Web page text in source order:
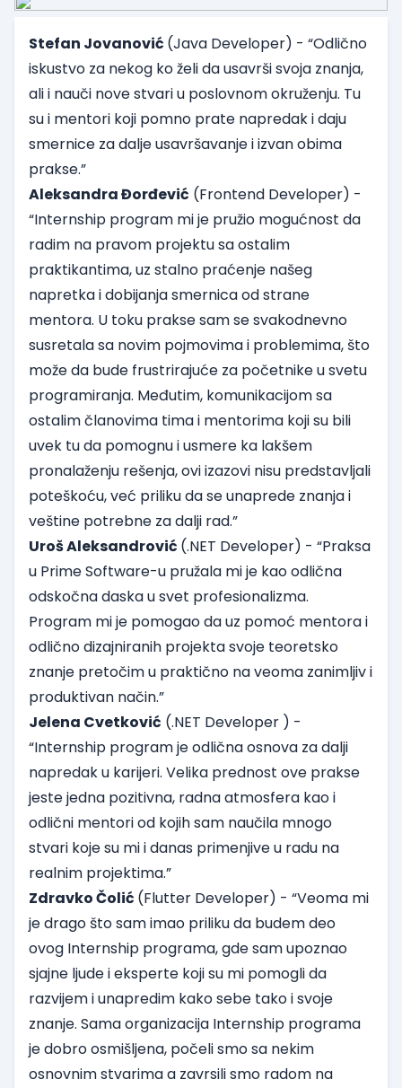
Stefan Jovanović (Java Developer) - “Odlično
iskustvo za nekog ko želi da usavrši svoja znanja,
ali i nauči nove stvari u poslovnom okruženju. Tu
su i mentori koji pomno prate napredak i daju
smernice za dalje usavršavanje i izvan obima
prakse.”
Aleksandra Đorđević (Frontend Developer) -
“Internship program mi je pružio mogućnost da
radim na pravom projektu sa ostalim
praktikantima, uz stalno praćenje našeg
napretka i dobijanja smernica od strane
mentora. U toku prakse sam se svakodnevno
susretala sa novim pojmovima i problemima, što
može da bude frustrirajuće za početnike u svetu
programiranja. Međutim, komunikacijom sa
ostalim članovima tima i mentorima koji su bili
uvek tu da pomognu i usmere ka lakšem
pronalaženju rešenja, ovi izazovi nisu predstavljali
poteškoću, već priliku da se unaprede znanja i
veštine potrebne za dalji rad.”
Uroš Aleksandrović (.NET Developer) - “Praksa
u Prime Software-u pružala mi je kao odlična
odskočna daska u svet profesionalizma.
Program mi je pomogao da uz pomoć mentora i
odlično dizajniranih projekta svoje teoretsko
znanje pretočim u praktično na veoma zanimljiv i
produktivan način.”
Jelena Cvetković (.NET Developer ) -
“Internship program je odlična osnova za dalji
napredak u karijeri. Velika prednost ove prakse
jeste jedna pozitivna, radna atmosfera kao i
odlični mentori od kojih sam naučila mnogo
stvari koje su mi i danas primenjive u radu na
realnim projektima.”
Zdravko Čolić (Flutter Developer) - “Veoma mi
je drago što sam imao priliku da budem deo
ovog Internship programa, gde sam upoznao
sjajne ljude i eksperte koji su mi pomogli da
razvijem i unapredim kako sebe tako i svoje
znanje. Sama organizacija Internship programa
je dobro osmišljena, počeli smo sa nekim
osnovnim stvarima a zavrsili smo radom na